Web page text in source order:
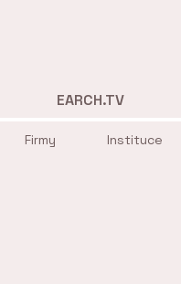
Firmy Instituce
EARCH.TV